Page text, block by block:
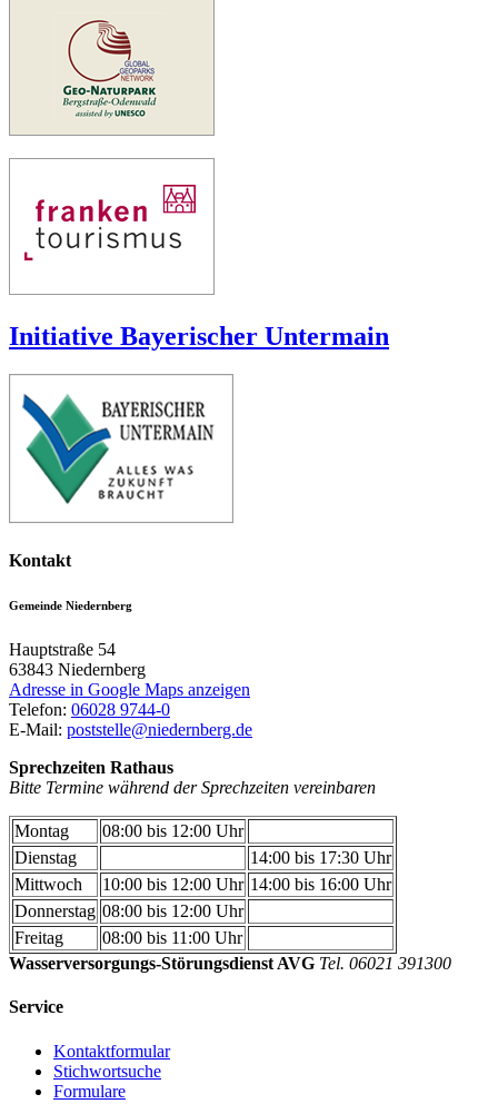
Initiative Bayerischer Untermain
Kontakt
Gemeinde Niedernberg
Hauptstraße 54
63843 Niedernberg
Adresse in Google Maps anzeigen
Telefon: 06028 9744-0
E-Mail: poststelle@niedernberg.de
Sprechzeiten Rathaus
Bitte Termine während der Sprechzeiten vereinbaren
Montag
08:00 bis 12:00 Uhr
Dienstag
14:00 bis 17:30 Uhr
Mittwoch
10:00 bis 12:00 Uhr 14:00 bis 16:00 Uhr
Donnerstag 08:00 bis 12:00 Uhr
Freitag
08:00 bis 11:00 Uhr
Wasserversorgungs-Störungsdienst AVG Tel. 06021 391300
Service
Kontaktformular
Stichwortsuche
Formulare